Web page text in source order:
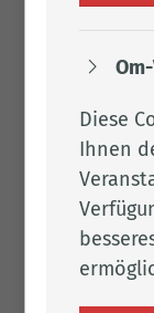
Diese
Ihnen